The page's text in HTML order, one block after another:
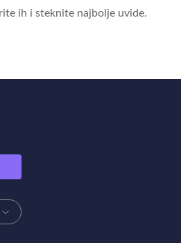
ih i steknite najbolje uvide.